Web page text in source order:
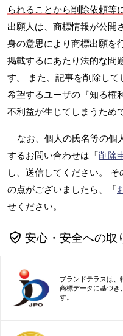
られることから削除依頼等
出願人は、商標情報が公開
身の意思により商標出願を
掲載するにあたり法的な問
す。 また、記事を削除し
希望するユーザの『知る権
不利益が生じてしまうため
なお、個人の氏名等の個
するお問い合わせは「削除
し、送信してください。
の点がございましたら、「
せください。
安心・安全への取
ブランドテラスは
商標データに基づき
す。